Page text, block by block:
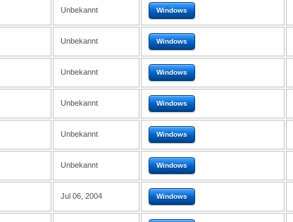
Unbekannt Windows
Unbekannt Windows
Unbekannt Windows
Unbekannt Windows
Unbekannt Windows
Unbekannt Windows
Jul 06, 2004 Windows